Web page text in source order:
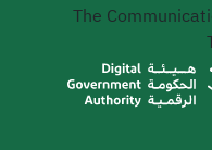
The